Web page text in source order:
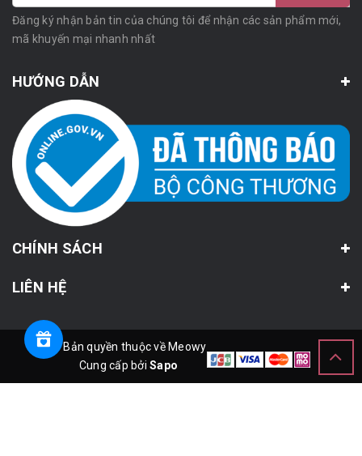
Đăng ký nhận bản tin của chúng tôi để nhận các sản phẩm mới,
mã khuyến mại nhanh nhất
HƯỚNG DẪN
CHÍNH SÁCH
LIÊN HỆ
© Bản quyền thuộc về Meowy
Cung cấp bởiSapo